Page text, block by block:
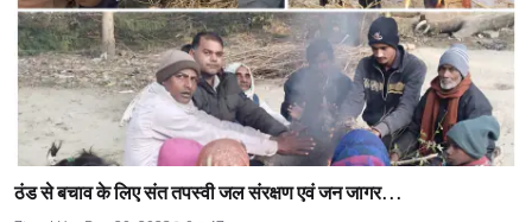
ठंड से बचाव के लिए संत तपस्वी जल संरक्षण एवं जन जागर...